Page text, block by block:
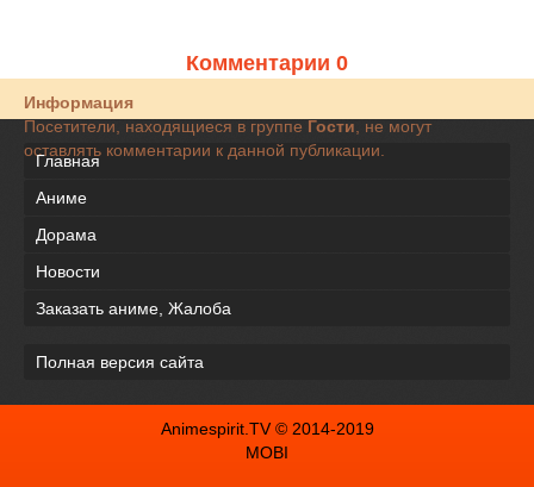
Комментарии 0
Информация
Посетители, находящиеся в группе Гости , не могут
оставлять комментарии к данной публикации.
Главная
Аниме
Дорама
Новости
Заказать аниме, Жалоба
Полная версия сайта
Animespirit.TV © 2014-2019
MOBI